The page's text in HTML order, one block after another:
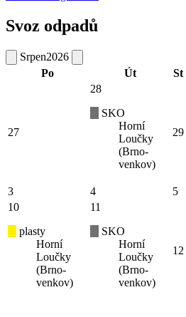
Svoz odpadů
Srpen2026
Po
Út St
27
28
SKO
Horní
Loučky
(Brno-
venkov)
29
3 4 5
10
plasty
Horní
Loučky
(Brno-
venkov)
11
SKO
Horní
Loučky
(Brno-
venkov)
12